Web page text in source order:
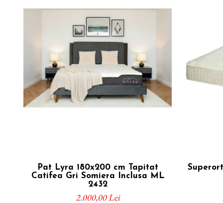
Pat Lyra 180x200 cm Tapitat
Catifea Gri Somiera Inclusa ML
2432
2.000,00 Lei